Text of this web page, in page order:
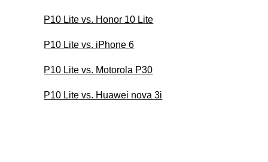
P10 Lite vs. Honor 10 Lite
P10 Lite vs. iPhone 6
P10 Lite vs. Motorola P30
P10 Lite vs. Huawei nova 3i